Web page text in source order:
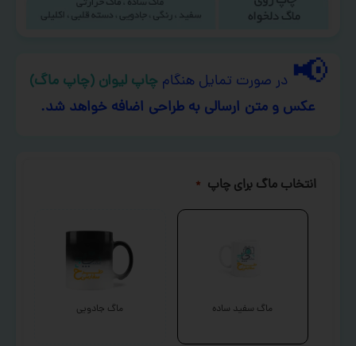
📢 در صورت تمایل هنگام چاپ لیوان (چاپ ماگ)
عکس و متن ارسالی به طراحی اضافه خواهد شد.
انتخاب ماگ برای چاپ *
ماگ سفید ساده ماگ جادویی